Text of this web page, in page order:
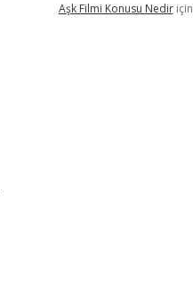
Aşk Filmi Konusu Nediriçin